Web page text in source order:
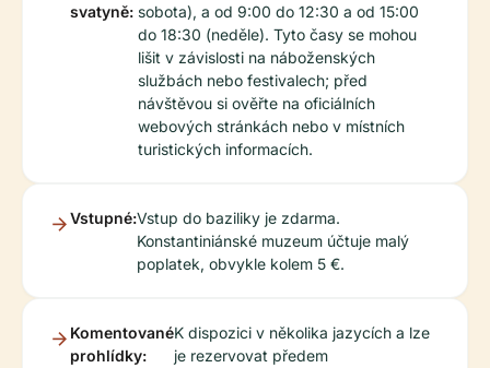
svatyně: sobota), a od 9:00 do 12:30 a od 15:00
do 18:30 (neděle). Tyto časy se mohou
lišit v závislosti na náboženských
službách nebo festivalech; před
návštěvou si ověřte na oficiálních
webových stránkách nebo v místních
turistických informacích.
Vstupné:Vstup do baziliky je zdarma.
Konstantiniánské muzeum účtuje malý
poplatek, obvykle kolem 5 €.
Komentované
prohlídky:
K dispozici v několika jazycích a lze
je rezervovat předem